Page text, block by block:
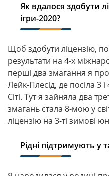
Як вдалося здобути
ігри-2020?
Щоб здобути ліцензію,
результати на 4-х
перші два змагання я
Лейк-Плесід, де посіла 3
Сіті. Тут я зайняла два
змагань стала 8-мою у
ліцензію на 3-ті зимові
Рідні підтримують у